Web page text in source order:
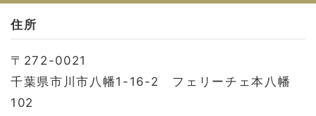
住所
〒272-0021
千葉県市川市八幡1-16-2 フェリーチェ本八幡
102